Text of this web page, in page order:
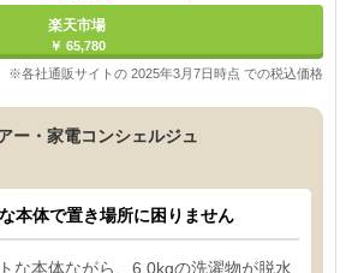
楽天市場
￥ 65,780
※各社通販サイトの 2025年3月7日時点 での税込価格
ー・家電コンシェルジュ
本体で置き場所に困りません
な本体ながら、6.0kgの洗濯物が脱水